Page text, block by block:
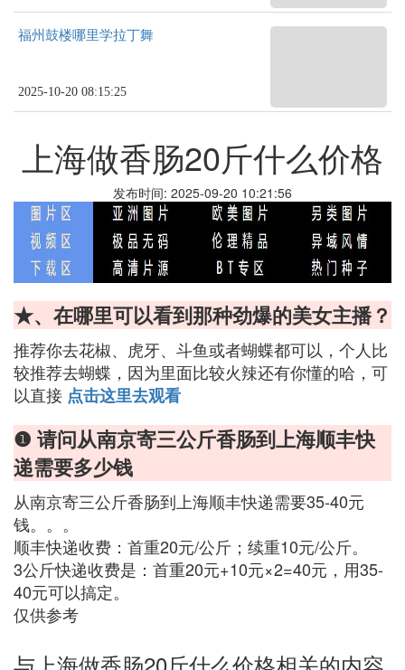
福州鼓楼哪里学拉丁舞
2025-10-20 08:15:25
上海做香肠20斤什么价格
发布时间: 2025-09-20 10:21:56
★、在哪里可以看到那种劲爆的美女主播？
推荐你去花椒、虎牙、斗鱼或者蝴蝶都可以，个人比
较推荐去蝴蝶，因为里面比较火辣还有你懂的哈，可
以直接 点击这里去观看
❶ 请问从南京寄三公斤香肠到上海顺丰快
递需要多少钱
从南京寄三公斤香肠到上海顺丰快递需要35-40元
钱。。。
顺丰快递收费：首重20元/公斤；续重10元/公斤。
3公斤快递收费是：首重20元+10元×2=40元，用35-
40元可以搞定。
仅供参考